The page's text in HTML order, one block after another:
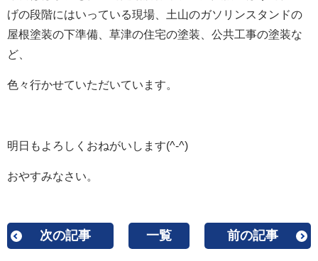
げの段階にはいっている現場、土山のガソリンスタンドの
屋根塗装の下準備、草津の住宅の塗装、公共工事の塗装な
ど、
色々行かせていただいています。
明日もよろしくおねがいします(^-^)
おやすみなさい。
次の記事 一覧 前の記事